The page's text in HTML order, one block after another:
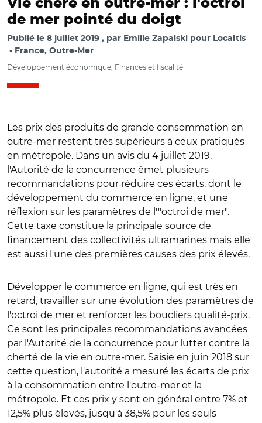
Vie chère en outre-mer : l'octroi
de mer pointé du doigt
Publié le 8 juillet 2019 par Emilie Zapalski pour Localtis
France, Outre-Mer
Développement économique, Finances et fiscalité
Les prix des produits de grande consommation en
outre-mer restent très supérieurs à ceux pratiqués
en métropole. Dans un avis du 4 juillet 2019,
l'Autorité de la concurrence émet plusieurs
recommandations pour réduire ces écarts, dont le
développement du commerce en ligne, et une
réflexion sur les paramètres de l'"octroi de mer".
Cette taxe constitue la principale source de
financement des collectivités ultramarines mais elle
est aussi l'une des premières causes des prix élevés.
Développer le commerce en ligne, qui est très en
retard, travailler sur une évolution des paramètres de
l'octroi de mer et renforcer les boucliers qualité-prix.
Ce sont les principales recommandations avancées
par l'Autorité de la concurrence pour lutter contre la
cherté de la vie en outre-mer. Saisie en juin 2018 sur
cette question, l'autorité a mesuré les écarts de prix
à la consommation entre l'outre-mer et la
métropole. Et ces prix y sont en général entre 7% et
12,5% plus élevés, jusqu'à 38,5% pour les seuls